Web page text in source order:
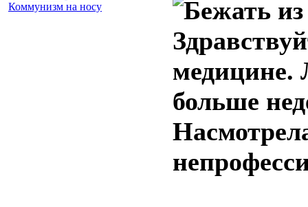
Коммунизм на носу
медицине.
больше